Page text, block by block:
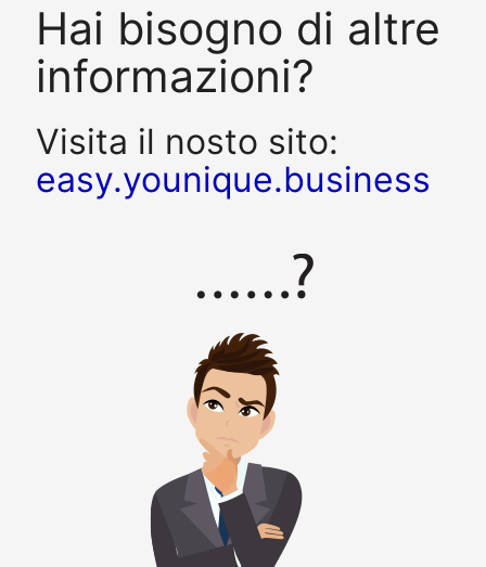
Hai bisogno di altre
informazioni?
Visita il nosto sito:
easy.younique.business